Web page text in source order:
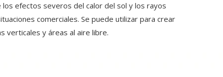
efectos severos del calor del sol y los rayos
comerciales. Se puede utilizar para crear
verticales y áreas al aire libre.